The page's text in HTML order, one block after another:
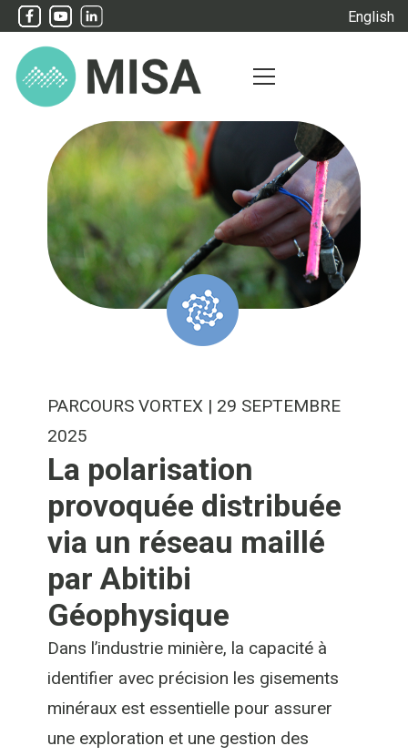
English
PARCOURS VORTEX | 29 SEPTEMBRE
2025
La polarisation
provoquée distribuée
via un réseau maillé
par Abitibi
Géophysique
Dans l’industrie minière, la capacité à
identifier avec précision les gisements
minéraux est essentielle pour assurer
une exploration et une gestion des